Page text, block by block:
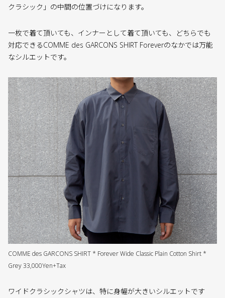
クラシック」の中間の位置づけになります。
一枚で着て頂いても、インナーとして着て頂いても、どちらでも
対応できるCOMME des GARCONS SHIRT Foreverのなかでは万能
なシルエットです。
COMME des GARCONS SHIRT * Forever Wide Classic Plain Cotton Shirt *
Grey 33,000Yen+Tax
ワイドクラシックシャツは、特に身幅が大きいシルエットです